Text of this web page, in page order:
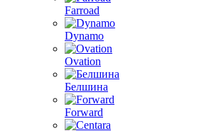
Farroad
Dynamo
Ovation
Белшина
Forward